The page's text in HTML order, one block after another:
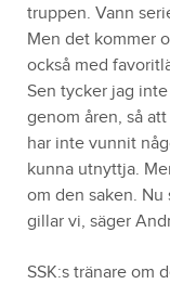
truppen. Vann
Men det kommer
också med
Sen tycker jag
genom åren, så
har inte vunnit
kunna utnyttja.
om den saken.
gillar vi, säger
SSK:s tränare om